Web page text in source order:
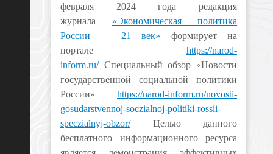
февраля 2024 года редакция
журнала «Экономическая политика
России — 21 век» формирует на
портале https://narod-
inform.ru/Специальный обзор «Новости
государственной социальной политики
России» https://narod-inform.ru/novosti-
gosudarstvennoj-soczialnoj-politiki-rossii-
speczialnyj-obzor/Целью данного
бесплатного информационного ресурса